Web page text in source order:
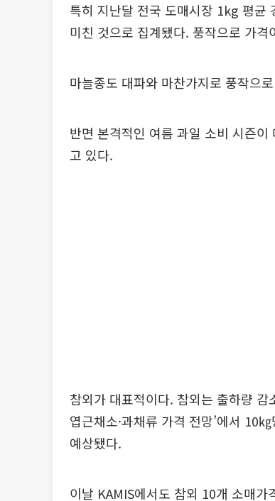
특히 지난달 전국 도매시장 1kg 평균
미친 것으로 집계됐다. 풍작으로 가격
마늘종도 대파와 마찬가지로 풍작으
반면 본격적인 여름 과일 소비 시즌
고 있다.
참외가 대표적이다. 참외는 출하량 감
엽근채소·과채류 가격 전망’에서 10
예상됐다.
이날 KAMIS에서도 참외 10개 소매